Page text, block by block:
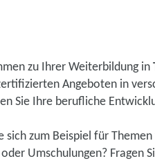
zu Ihrer Weiterbildung in
Angeboten in
Sie Ihre berufliche
sich zum Beispiel für
Umschulungen? Fragen